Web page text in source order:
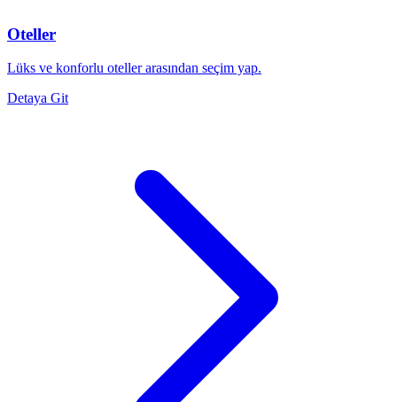
Oteller
Lüks ve konforlu oteller arasından seçim yap.
Detaya Git